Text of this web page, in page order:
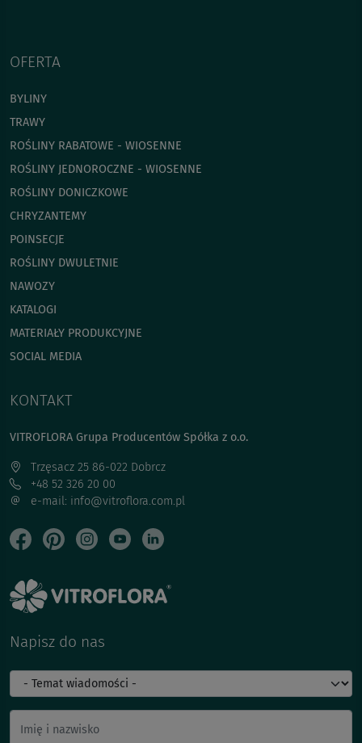
OFERTA
BYLINY
TRAWY
ROŚLINY RABATOWE - WIOSENNE
ROŚLINY JEDNOROCZNE - WIOSENNE
ROŚLINY DONICZKOWE
CHRYZANTEMY
POINSECJE
ROŚLINY DWULETNIE
NAWOZY
KATALOGI
MATERIAŁY PRODUKCYJNE
SOCIAL MEDIA
KONTAKT
VITROFLORA Grupa Producentów Spółka z o.o.
Trzęsacz 25 86-022 Dobrcz
+48 52 326 20 00
e-mail: info@vitroflora.com.pl
Napisz do nas
Imię i nazwisko